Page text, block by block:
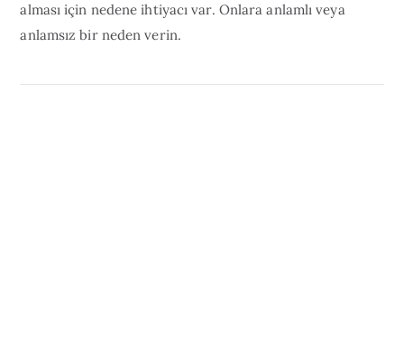
alması için nedene ihtiyacı var. Onlara anlamlı veya
anlamsız bir neden verin.